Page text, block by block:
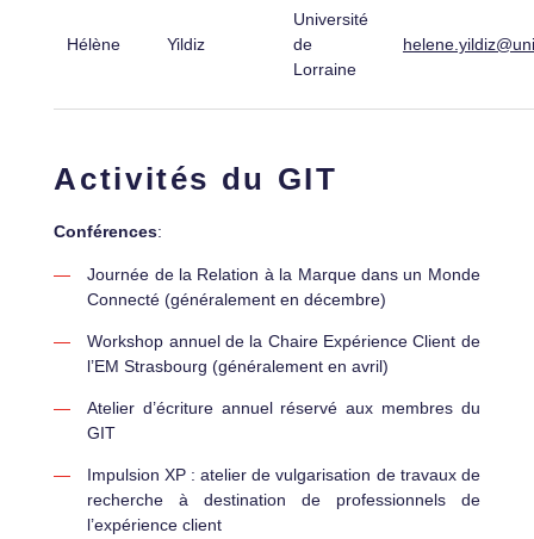
Hélène Yildiz
Université
de
Lorraine
Activités du GIT
Conférences:
Journée de la Relation à la Marque dans un Monde
Connecté (généralement en décembre)
Workshop annuel de la Chaire Expérience Client de
l’EM Strasbourg (généralement en avril)
Atelier d’écriture annuel réservé aux membres du
GIT
Impulsion XP : atelier de vulgarisation de travaux de
recherche à destination de professionnels de
l’expérience client